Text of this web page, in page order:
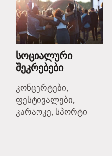
სოციალური
შეკრებები
კონცერტები,
ფესტივალები,
კარაოკე, სპორტი